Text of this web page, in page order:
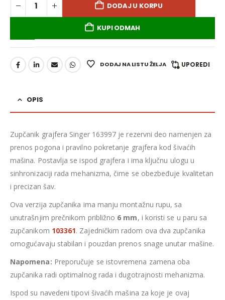
DODAJ U KORPU
KUPI ODMAH
DODAJ NA LISTU ŽELJA UPOREDI
OPIS
Zupčanik grajfera Singer 163997 je rezervni deo namenjen za
prenos pogona i pravilno pokretanje grajfera kod šivaćih
mašina. Postavlja se ispod grajfera i ima ključnu ulogu u
sinhronizaciji rada mehanizma, čime se obezbeđuje kvalitetan
i precizan šav.
Ova verzija zupčanika ima manju montažnu rupu, sa
unutrašnjim prečnikom približno 6 mm, i koristi se u paru sa
zupčanikom 103361. Zajedničkim radom ova dva zupčanika
omogućavaju stabilan i pouzdan prenos snage unutar mašine.
Napomena: Preporučuje se istovremena zamena oba
zupčanika radi optimalnog rada i dugotrajnosti mehanizma.
Ispod su navedeni tipovi šivaćih mašina za koje je ovaj